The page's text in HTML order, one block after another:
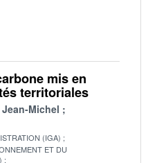
mis en
territoriales
Jean-Michel
(IGA)
ET DU